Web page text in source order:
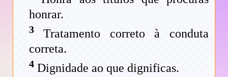
honrar.
3 Tratamento correto à conduta
correta.
4 Dignidade ao que dignificas.